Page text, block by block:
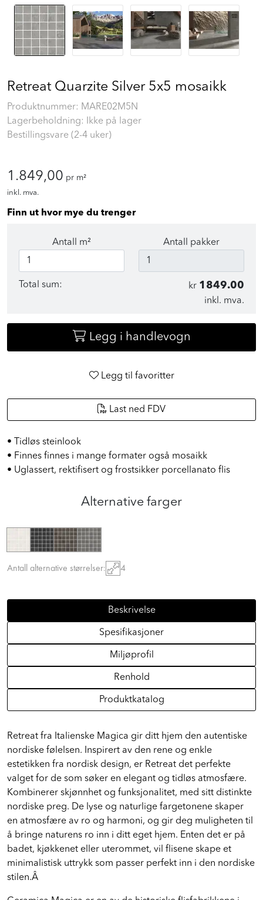
Retreat Quarzite Silver 5x5 mosaikk
Produktnummer: MARE02M5N
Lagerbeholdning: Ikke på lager
Bestillingsvare (2-4 uker)
1.849,00 pr m²
inkl. mva.
Finn ut hvor mye du trenger
Antall m² Antall pakker
Total sum: kr 1849.00
inkl. mva.
Legg i handlevogn
Legg til favoritter
Last ned FDV
• Tidløs steinlook
• Finnes finnes i mange formater også mosaikk
• Uglassert, rektifisert og frostsikker porcellanato flis
Alternative farger
Antall alternative størrelser: 4
Beskrivelse
Spesifikasjoner
Miljøprofil
Renhold
Produktkatalog
Retreat fra Italienske Magica gir ditt hjem den autentiske
nordiske følelsen. Inspirert av den rene og enkle
estetikken fra nordisk design, er Retreat det perfekte
valget for de som søker en elegant og tidløs atmosfære.
Kombinerer skjønnhet og funksjonalitet, med sitt distinkte
nordiske preg. De lyse og naturlige fargetonene skaper
en atmosfære av ro og harmoni, og gir deg muligheten til
å bringe naturens ro inn i ditt eget hjem. Enten det er på
badet, kjøkkenet eller uterommet, vil flisene skape et
minimalistisk uttrykk som passer perfekt inn i den nordiske
stilen.Â
Logg inn